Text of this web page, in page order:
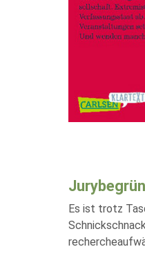
Es ist trotz